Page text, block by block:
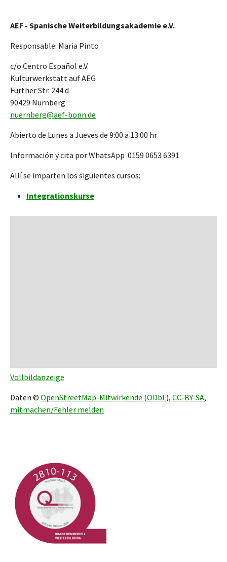
AEF - Spanische Weiterbildungsakademie e.V.
Responsable: Maria Pinto
c/o Centro Español e.V.
Kulturwerkstatt auf AEG
Fürther Str. 244 d
90429 Nürnberg
nuernberg@aef-bonn.de
Abierto de Lunes a Jueves de 9:00 a 13:00 hr
Información y cita por WhatsApp 0159 0653 6391
Allí se imparten los siguientes cursos:
Integrationskurse
Vollbildanzeige
Daten © OpenStreetMap-Mitwirkende (ODbL), CC-BY-SA,
mitmachen/Fehler melden